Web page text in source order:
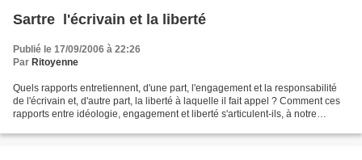
Sartre  l'écrivain et la liberté
Publié le 17/09/2006 à 22:26
Par Ritoyenne
Quels rapports entretiennent, d'une part, l'engagement et la responsabilité
de l'écrivain et, d'autre part, la liberté à laquelle il fait appel ? Comment ces
rapports entre idéologie, engagement et liberté s'articulent-ils, à notre